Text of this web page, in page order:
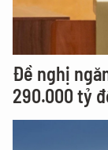
Đề nghị
290.000 tỷ